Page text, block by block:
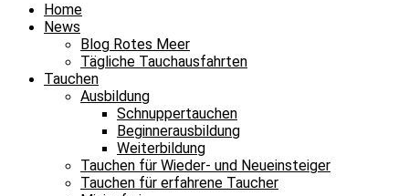
Home
News
Blog Rotes Meer
Tägliche Tauchausfahrten
Tauchen
Ausbildung
Schnuppertauchen
Beginnerausbildung
Weiterbildung
Tauchen für Wieder- und Neueinsteiger
Tauchen für erfahrene Taucher